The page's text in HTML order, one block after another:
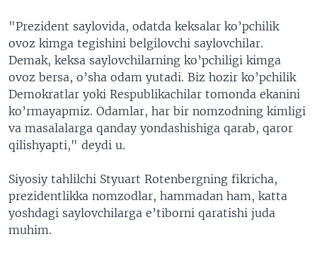
"Prezident saylovida, odatda keksalar ko’pchilik
ovoz kimga tegishini belgilovchi saylovchilar.
Demak, keksa saylovchilarning ko’pchiligi kimga
ovoz bersa, o’sha odam yutadi. Biz hozir ko’pchilik
Demokratlar yoki Respublikachilar tomonda ekanini
ko’rmayapmiz. Odamlar, har bir nomzodning kimligi
va masalalarga qanday yondashishiga qarab, qaror
qilishyapti," deydi u.
Siyosiy tahlilchi Styuart Rotenbergning fikricha,
prezidentlikka nomzodlar, hammadan ham, katta
yoshdagi saylovchilarga e’tiborni qaratishi juda
muhim.